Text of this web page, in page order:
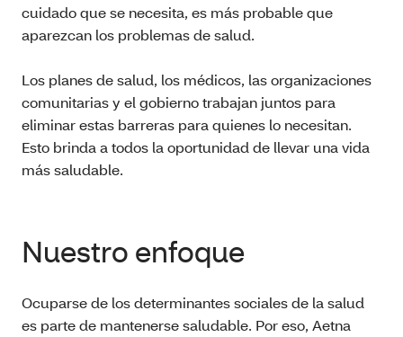
cuidado que se necesita, es más probable que
aparezcan los problemas de salud.
Los planes de salud, los médicos, las organizaciones
comunitarias y el gobierno trabajan juntos para
eliminar estas barreras para quienes lo necesitan.
Esto brinda a todos la oportunidad de llevar una vida
más saludable.
Nuestro enfoque
Ocuparse de los determinantes sociales de la salud
es parte de mantenerse saludable. Por eso, Aetna